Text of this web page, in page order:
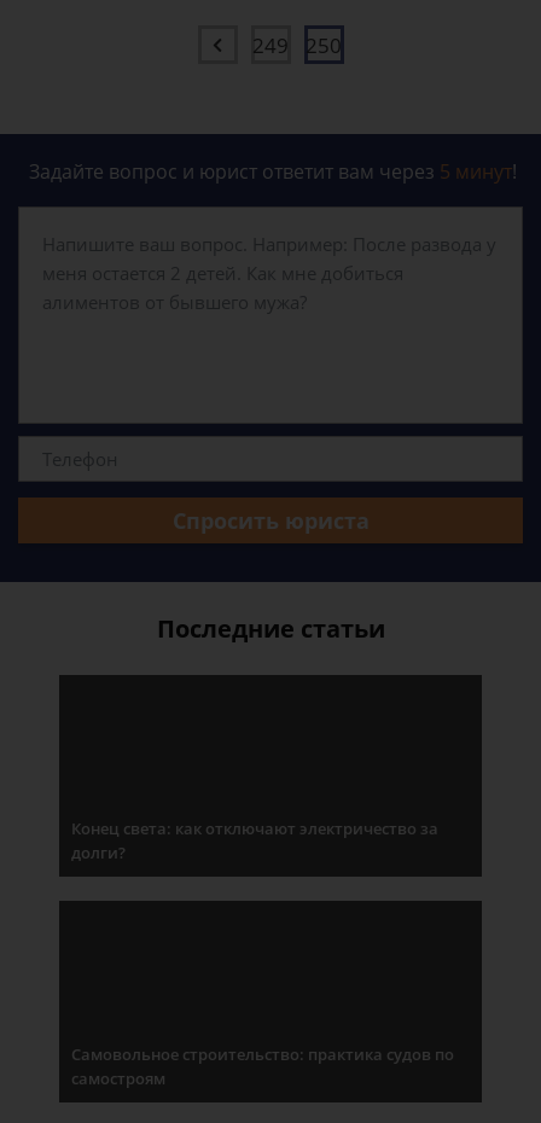
249 250
Задайте вопрос и юрист ответит вам через 5 минут!
Спросить юриста
Последние статьи
Конец света: как отключают электричество за
долги?
Самовольное строительство: практика судов по
самостроям